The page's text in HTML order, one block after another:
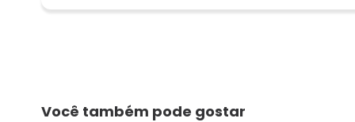
Você também pode gostar